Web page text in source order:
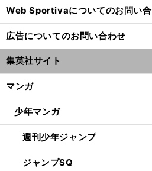
Web Sportivaについてのお問い
広告についてのお問い合わせ
集英社サイト
マンガ
少年マンガ
週刊少年ジャンプ
ジャンプSQ